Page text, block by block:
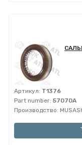
Артикул: T1376
Part number: 57070A
Производство: